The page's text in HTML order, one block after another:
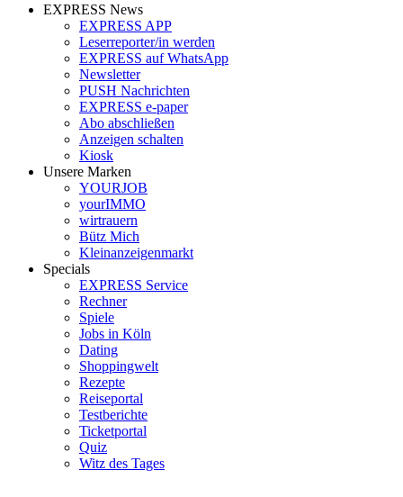
EXPRESS News
EXPRESS APP
Leserreporter/in werden
EXPRESS auf WhatsApp
Newsletter
PUSH Nachrichten
EXPRESS e-paper
Abo abschließen
Anzeigen schalten
Kiosk
Unsere Marken
YOURJOB
yourIMMO
wirtrauern
Bütz Mich
Kleinanzeigenmarkt
Specials
EXPRESS Service
Rechner
Spiele
Jobs in Köln
Dating
Shoppingwelt
Rezepte
Reiseportal
Testberichte
Ticketportal
Quiz
Witz des Tages